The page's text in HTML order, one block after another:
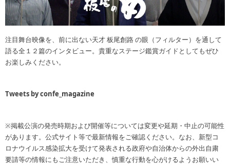
注目舞台映像を、前に出ない天才 板尾創路 の眼（フィルター）を通して
語る全１２篇のインタビュー。貴重なステージ鑑賞ガイドとしてもぜひ
お楽しみください。
Tweets by confe_magazine
※掲載公演の発売時期および開催等については変更や延期・中止の可能性
があります。公式サイト等で最新情報をご確認ください。なお、新型コ
ロナウイルス感染拡大を受けて発表される政府や自治体からの外出自粛
要請等の情報にもご注意いただき、慎重な行動を心がけるようお願いい